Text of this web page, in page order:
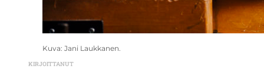
Kuva: Jani Laukkanen.
KIRJOITTANUT